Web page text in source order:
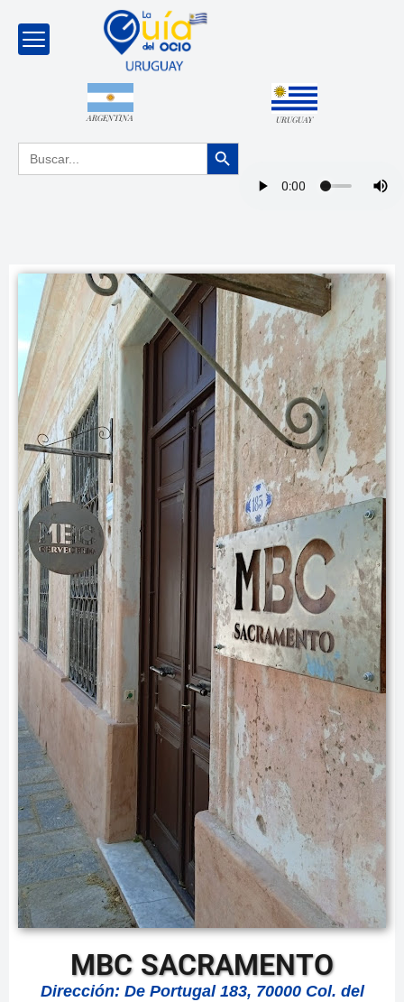
ARGENTINA URUGUAY
Buscar: Botón de búsqueda
MBC SACRAMENTO
Dirección: De Portugal 183, 70000 Col. del